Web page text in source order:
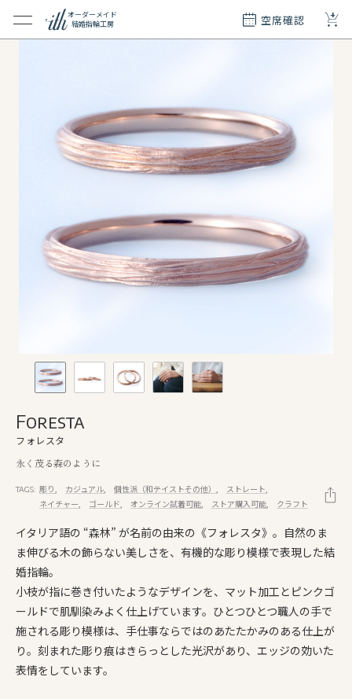
オーダーメイド
結婚指輪工房
空席確認 +
フォレスタ
Foresta
永く茂る森のように
TAGS: 彫り カジュアル 個性派（和テイストその他）
ストレート
ネイチャー
ゴールド オンライン試着可能 ストア購入可能 クラフト
イタリア語の “森林” が名前の由来の《フォレスタ》。自然のま
ま伸びる木の飾らない美しさを、有機的な彫り模様で表現した結
婚指輪。
小枝が指に巻き付いたようなデザインを、マット加工とピンクゴ
ールドで肌馴染みよく仕上げています。ひとつひとつ職人の手で
施される彫り模様は、手仕事ならではのあたたかみのある仕上が
り。刻まれた彫り痕はきらっとした光沢があり、エッジの効いた
表情をしています。